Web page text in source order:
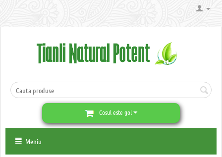
Cosul este gol
Meniu